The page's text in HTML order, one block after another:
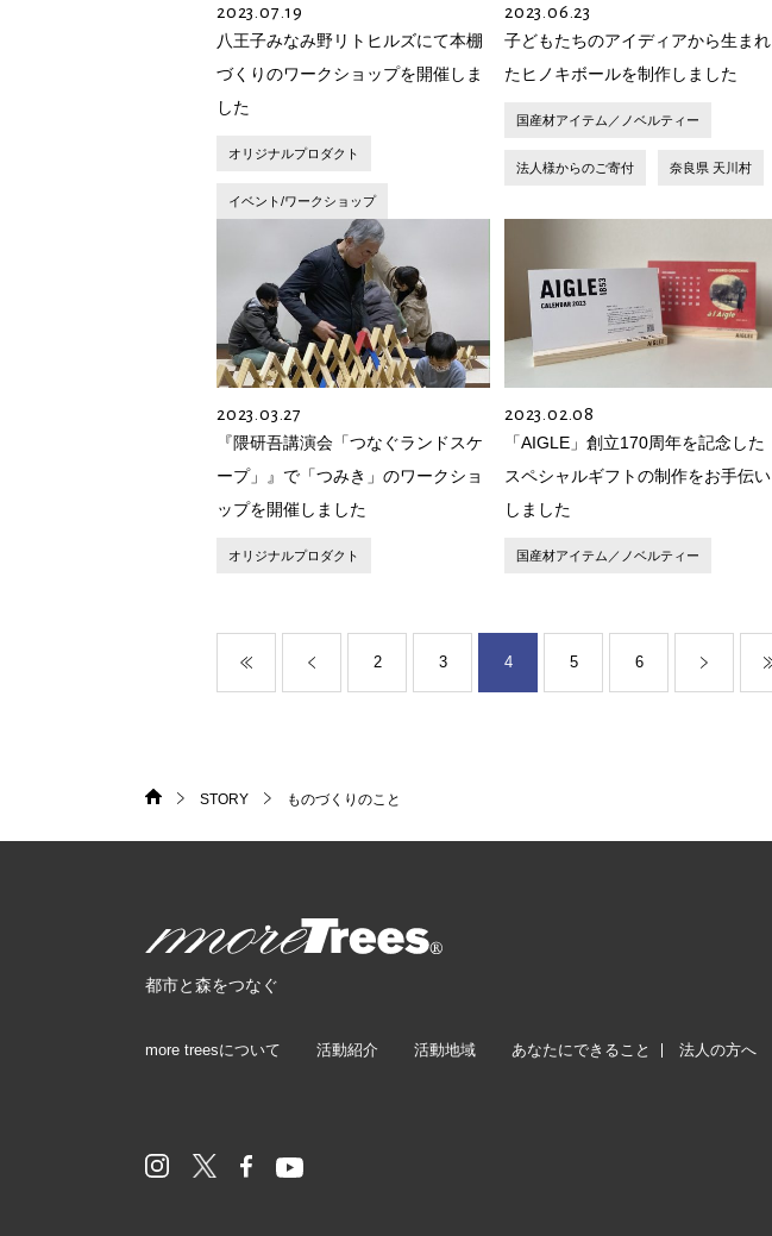
2023.07.19
八王子みなみ野リトヒルズにて本棚
づくりのワークショップを開催しま
した
オリジナルプロダクト
イベント/ワークショップ
2023.06.23
子どもたちのアイディアから生まれ
たヒノキボールを制作しました
国産材アイテム／ノベルティー
法人様からのご寄付 奈良県 天川村
2023.03.27
『隈研吾講演会「つなぐランドスケ
ープ」』で「つみき」のワークショ
ップを開催しました
オリジナルプロダクト
2023.02.08
「AIGLE」創立170周年を記念した
スペシャルギフトの制作をお手伝い
しました
国産材アイテム／ノベルティー
2 3 4 5 6
STORY
ものづくりのこと
都市と森をつなぐ
more treesについて 活動紹介 活動地域 あなたにできること 法人の方へ